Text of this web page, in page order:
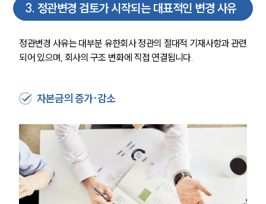
3. 정관변경 검토가 시작되는 대표적인 변경 사유
정관변경 사유는 대부분 유한회사 정관의 절대적 기재사항과 관련
되어 있으며, 회사의 구조 변화에 직접 연결됩니다.
자본금의 증가·감소